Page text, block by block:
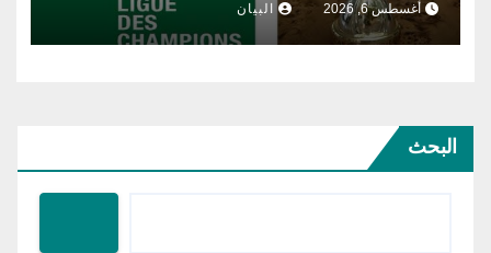
أغسطس 6, 2026 البيان
البحث